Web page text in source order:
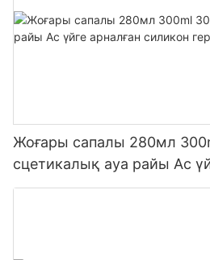
Жоғары сапалы 280мл
сцетикалық ауа райы Ас
силикон герметикасы